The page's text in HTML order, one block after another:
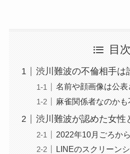
目次
渋川難波の不倫相手は
名前や顔画像は公
麻雀関係者なのかも
渋川難波が認めた女性
2022年10月ごろか
LINEのスクリーン